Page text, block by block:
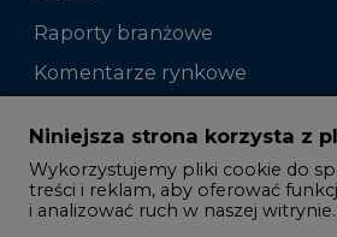
Raporty branżowe
Komentarze rynkowe
Zmiany kadrowe na rynku
Studio CIRE
Rozmowy o energetyce
Niniejsza strona korzysta z
Wykorzystujemy pliki cookie do
treści i reklam, aby oferować
i analizować ruch w naszej witrynie.